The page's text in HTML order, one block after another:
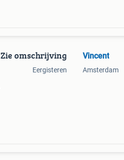
Zie omschrijving
Eergisteren
Vincent
Amsterdam